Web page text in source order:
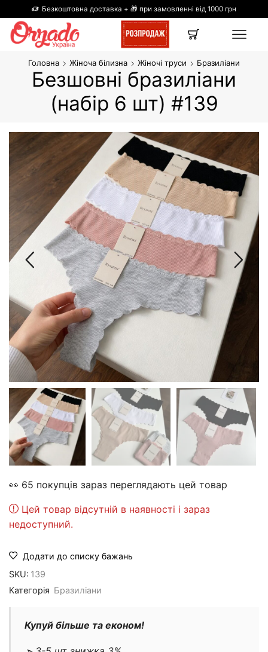
Безкоштовна доставка + 🎁 при замовленні від 1000 грн
Головна Жіноча білизна Жіночі труси Бразиліани
Безшовні бразиліани
(набір 6 шт) #139
👀 65 покупців зараз переглядають цей товар
Цей товар відсутній в наявності і зараз
недоступний.
Додати до списку бажань
SKU: 139
Категорія Бразиліани
Купуй більше та економ!